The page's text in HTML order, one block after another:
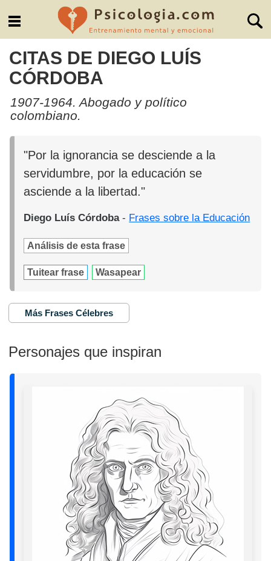
CITAS DE DIEGO LUÍS
CÓRDOBA
1907-1964. Abogado y político
colombiano.
"Por la ignorancia se desciende a la
servidumbre, por la educación se
asciende a la libertad."
Diego Luís Córdoba- Frases sobre la Educación
Análisis de esta frase
Tuitear frase Wasapear
Más Frases Célebres
Personajes que inspiran